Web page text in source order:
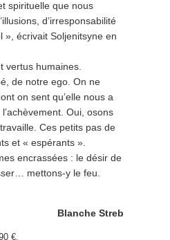
spirituelle que nous
d’irresponsabilité
», écrivait Soljenitsyne en
vertus humaines.
de notre ego. On ne
on sent qu’elle nous a
Oui, osons
Ces petits pas de
et « espérants ».
encrassées : le désir de
mettons-y le feu.
Blanche Streb
€.